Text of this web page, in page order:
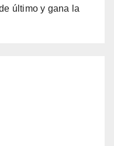
último y gana la